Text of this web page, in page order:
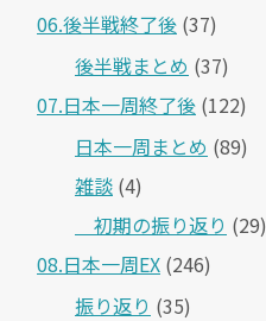
06.後半戦終了後 (37)
後半戦まとめ (37)
07.日本一周終了後 (122)
日本一周まとめ (89)
雑談 (4)
＿初期の振り返り (29)
08.日本一周EX (246)
振り返り (35)